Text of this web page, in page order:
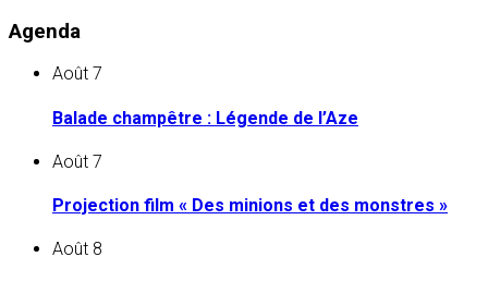
Agenda
Août 7
Balade champêtre : Légende de l’Aze
Août 7
Projection film « Des minions et des monstres »
Août 8